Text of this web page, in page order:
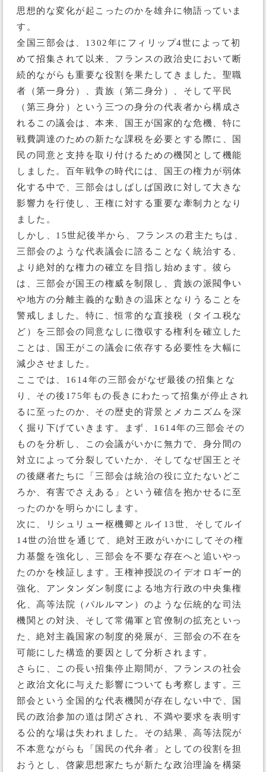
思想的な変化が起こったのかを雄弁に物語っていま
す。
全国三部会は、1302年にフィリップ4世によって初
めて招集されて以来、フランスの政治史において断
続的ながらも重要な役割を果たしてきました。聖職
者（第一身分）、貴族（第二身分）、そして平民
（第三身分）という三つの身分の代表者から構成さ
れるこの議会は、本来、国王が国家的な危機、特に
戦費調達のための新たな課税を必要とする際に、国
民の同意と支持を取り付けるための機関として機能
しました。百年戦争の時代には、国王の権力が弱体
化する中で、三部会はしばしば国政に対して大きな
影響力を行使し、王権に対する重要な牽制力となり
ました。
しかし、15世紀後半から、フランスの君主たちは、
三部会のような代表議会に諮ることなく統治する、
より絶対的な権力の確立を目指し始めます。彼ら
は、三部会が国王の権威を制限し、貴族の派閥争い
や地方の分離主義的な動きの温床となりうることを
警戒しました。特に、恒常的な直接税（タイユ税な
ど）を三部会の同意なしに徴収する権利を確立した
ことは、国王がこの議会に依存する必要性を大幅に
減少させました。
ここでは、1614年の三部会がなぜ最後の招集とな
り、その後175年もの長きにわたって招集が停止され
るに至ったのか、その歴史的背景とメカニズムを深
く掘り下げていきます。まず、1614年の三部会その
ものを分析し、この会議がいかに無力で、身分間の
対立によって分裂していたか、そしてなぜ国王とそ
の後継者たちに「三部会は統治の役に立たないどこ
ろか、有害でさえある」という確信を抱かせるに至
ったのかを明らかにします。
次に、リシュリュー枢機卿とルイ13世、そしてルイ
14世の治世を通じて、絶対王政がいかにしてその権
力基盤を強化し、三部会を不要な存在へと追いやっ
たのかを検証します。王権神授説のイデオロギー的
強化、アンタンダン制度による地方行政の中央集権
化、高等法院（パルルマン）のような伝統的な司法
機関との対決、そして常備軍と官僚制の拡充といっ
た、絶対主義国家の制度的発展が、三部会の不在を
可能にした構造的要因として分析されます。
さらに、この長い招集停止期間が、フランスの社会
と政治文化に与えた影響についても考察します。三
部会という全国的な代表機関が存在しない中で、国
民の政治参加の道は閉ざされ、不満や要求を表明す
る公的な場は失われました。その結果、高等法院が
不本意ながらも「国民の代弁者」としての役割を担
おうとし、啓蒙思想家たちが新たな政治理論を構築